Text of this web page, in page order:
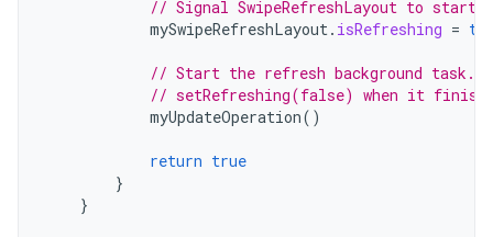
// Signal SwipeRefreshLayout to start
mySwipeRefreshLayout. isRefreshing =
// Start the refresh background task.
// setRefreshing(false) when it
myUpdateOperation()
return true
}
}